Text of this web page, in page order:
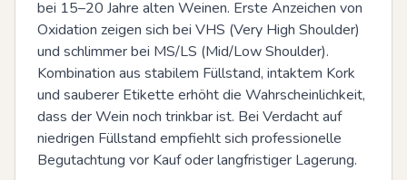
bei 15–20 Jahre alten Weinen. Erste Anzeichen von
Oxidation zeigen sich bei VHS (Very High Shoulder)
und schlimmer bei MS/LS (Mid/Low Shoulder).
Kombination aus stabilem Füllstand, intaktem Kork
und sauberer Etikette erhöht die Wahrscheinlichkeit,
dass der Wein noch trinkbar ist. Bei Verdacht auf
niedrigen Füllstand empfiehlt sich professionelle
Begutachtung vor Kauf oder langfristiger Lagerung.